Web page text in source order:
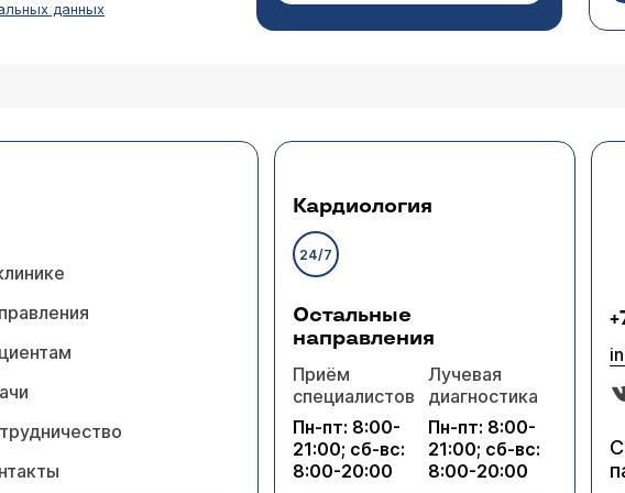
).
о какой локализации фиброаденомы идет речь?
в вашем центре обнаружили спайки
стоить процедура удаления спаек в вашем центре?
операция сальпинголизиса стоит 120 000 руб.
данных
Кардиология
24/7
Остальные
направления
Приём
специалистов
Пн-пт: 8:00-
21:00; сб-вс:
8:00-20:00
Лучевая
диагностика
Пн-пт: 8:00-
21:00; сб-вс:
8:00-20:00